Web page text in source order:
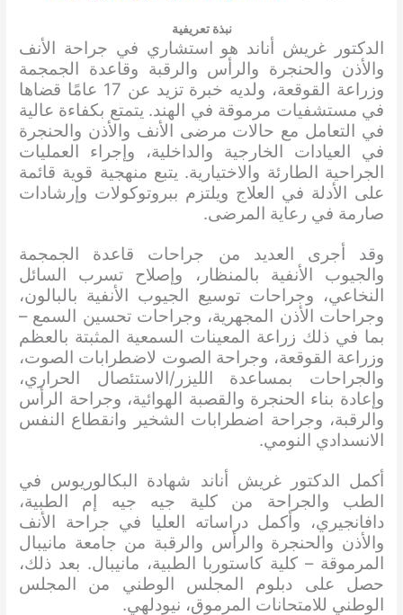
نبذة تعريفية
الدكتور غريش أناند هو استشاري في جراحة الأنف
والأذن والحنجرة والرأس والرقبة وقاعدة الجمجمة
وزراعة القوقعة، ولديه خبرة تزيد عن 17 عامًا قضاها
في مستشفيات مرموقة في الهند. يتمتع بكفاءة عالية
في التعامل مع حالات مرضى الأنف والأذن والحنجرة
في العيادات الخارجية والداخلية، وإجراء العمليات
الجراحية الطارئة والاختيارية. يتبع منهجية قوية قائمة
على الأدلة في العلاج ويلتزم ببروتوكولات وإرشادات
صارمة في رعاية المرضى.
وقد أجرى العديد من جراحات قاعدة الجمجمة
والجيوب الأنفية بالمنظار، وإصلاح تسرب السائل
النخاعي، وجراحات توسيع الجيوب الأنفية بالبالون،
وجراحات الأذن المجهرية، وجراحات تحسين السمع –
بما في ذلك زراعة المعينات السمعية المثبتة بالعظم
وزراعة القوقعة، وجراحة الصوت لاضطرابات الصوت،
والجراحات بمساعدة الليزر/الاستئصال الحراري،
وإعادة بناء الحنجرة والقصبة الهوائية، وجراحة الرأس
والرقبة، وجراحة اضطرابات الشخير وانقطاع النفس
الانسدادي النومي.
أكمل الدكتور غريش أناند شهادة البكالوريوس في
الطب والجراحة من كلية جيه جيه إم الطبية،
دافانجيري، وأكمل دراساته العليا في جراحة الأنف
والأذن والحنجرة والرأس والرقبة من جامعة مانيبال
المرموقة – كلية كاستوربا الطبية، مانيبال. بعد ذلك،
حصل على دبلوم المجلس الوطني من المجلس
الوطني للامتحانات المرموق، نيودلهي.